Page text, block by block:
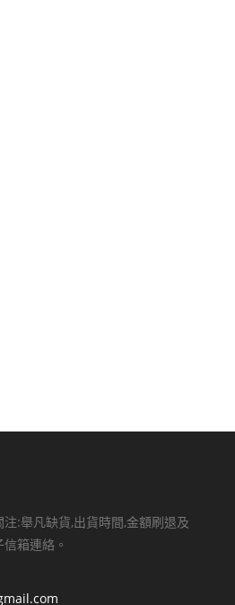
:舉凡缺貨,出貨時間,金額刷退及
箱連絡。